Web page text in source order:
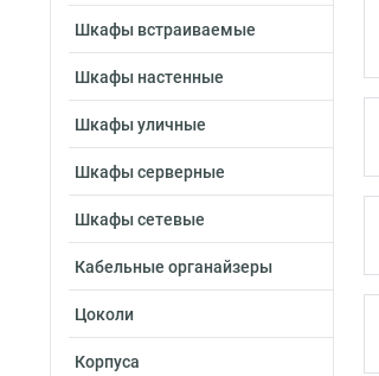
Шкафы встраиваемые
Шкафы настенные
Шкафы уличные
Шкафы серверные
Шкафы сетевые
Кабельные органайзеры
Цоколи
Корпуса